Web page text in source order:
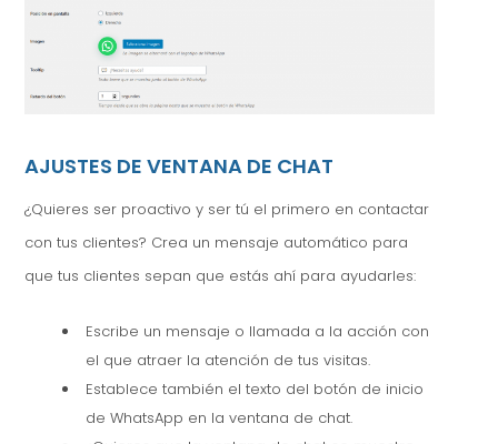
AJUSTES DE VENTANA DE CHAT
¿Quieres ser proactivo y ser tú el primero en contactar
con tus clientes? Crea un mensaje automático para
que tus clientes sepan que estás ahí para ayudarles:
Escribe un mensaje o llamada a la acción con
el que atraer la atención de tus visitas.
Establece también el texto del botón de inicio
de WhatsApp en la ventana de chat.